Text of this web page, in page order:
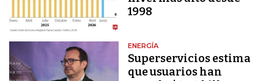
1998
ENERGÍA
Superservicios estima
que usuarios han